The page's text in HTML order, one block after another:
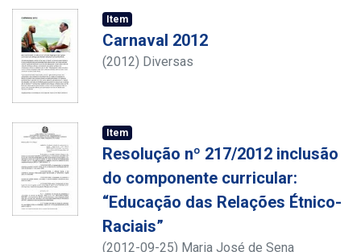
Item
Carnaval 2012
(2012) Diversas
Item
Resolução nº 217/2012 inclusão
do componente curricular:
“Educação das Relações Étnico-
Raciais”
(2012-09-25) Maria José de Sena